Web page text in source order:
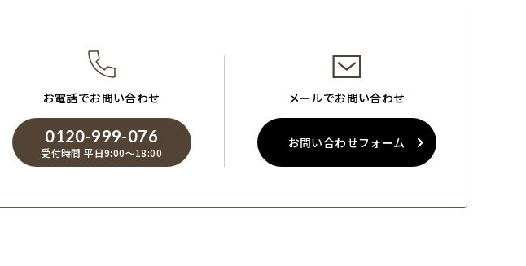
お電話でお問い合わせ
0120-999-076
受付時間 平日9:00～18:00
メールでお問い合わせ
お問い合わせフォーム